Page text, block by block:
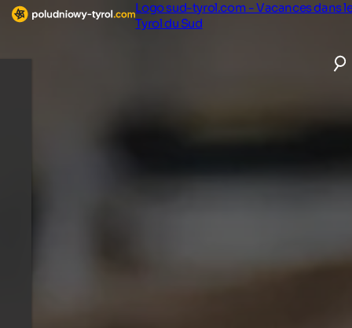
Logo sud-tyrol.com - Vacances dans
Tyrol du Sud